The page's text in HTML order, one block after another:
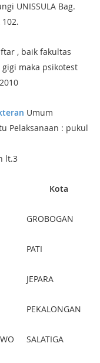
UNISSULA Bag.
, baik fakultas
maka psikotest
Umum
Pelaksanaan : pukul
lt.3
Kota
GROBOGAN
PATI
JEPARA
PEKALONGAN
SALATIGA